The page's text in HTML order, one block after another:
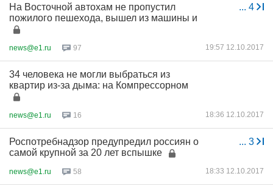
... 4
На Восточной автохам не пропустил
пожилого пешехода, вышел из машины и
news@e1.ru 97 19:57 12.10.2017
34 человека не могли выбраться из
квартир из-за дыма: на Компрессорном
news@e1.ru 16 18:36 12.10.2017
... 3
Роспотребнадзор предупредил россиян о
самой крупной за 20 лет вспышке
news@e1.ru 58 18:33 12.10.2017